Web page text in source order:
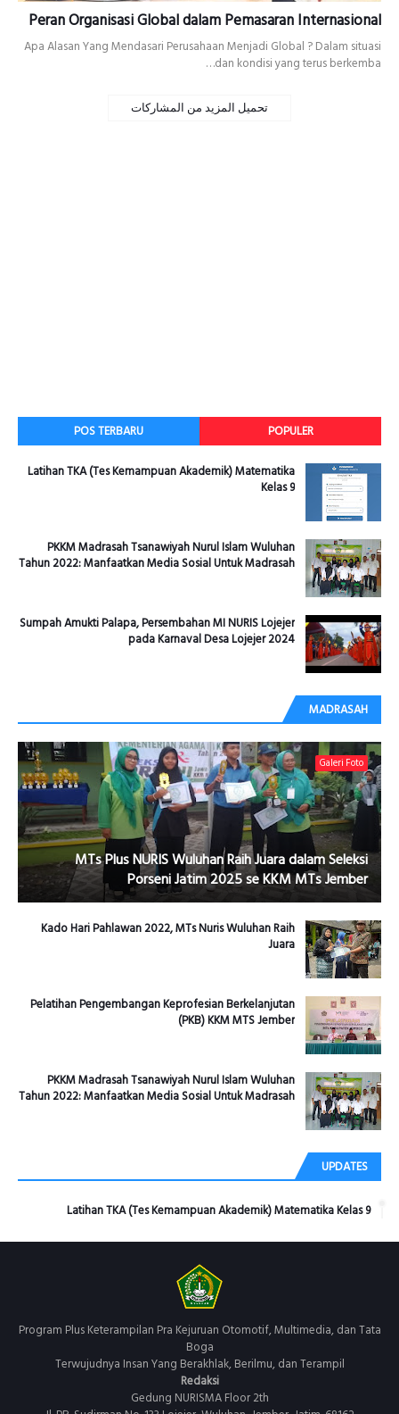
Peran Organisasi Global dalam Pemasaran Internasional
Apa Alasan Yang Mendasari Perusahaan Menjadi Global ? Dalam situasi
dan kondisi yang terus berkemba…
تحميل المزيد من المشاركات
POPULER
POS TERBARU
Latihan TKA (Tes Kemampuan Akademik) Matematika
Kelas 9
PKKM Madrasah Tsanawiyah Nurul Islam Wuluhan
Tahun 2022: Manfaatkan Media Sosial Untuk Madrasah
Sumpah Amukti Palapa, Persembahan MI NURIS Lojejer
pada Karnaval Desa Lojejer 2024
MADRASAH
Galeri Foto
MTs Plus NURIS Wuluhan Raih Juara dalam Seleksi
Porseni Jatim 2025 se KKM MTs Jember
Kado Hari Pahlawan 2022, MTs Nuris Wuluhan Raih
Juara
Pelatihan Pengembangan Keprofesian Berkelanjutan
(PKB) KKM MTS Jember
PKKM Madrasah Tsanawiyah Nurul Islam Wuluhan
Tahun 2022: Manfaatkan Media Sosial Untuk Madrasah
UPDATES
Latihan TKA (Tes Kemampuan Akademik) Matematika Kelas 9
Program Plus Keterampilan Pra Kejuruan Otomotif, Multimedia, dan Tata
Boga
Terwujudnya Insan Yang Berakhlak, Berilmu, dan Terampil
Redaksi
Gedung NURISMA Floor 2th